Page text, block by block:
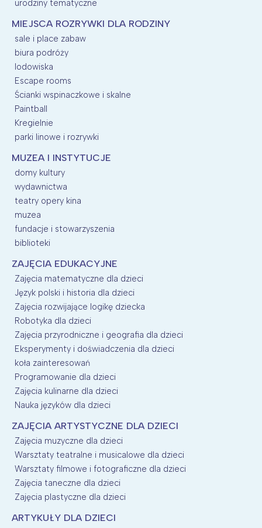
urodziny tematyczne
MIEJSCA ROZRYWKI DLA RODZINY
sale i place zabaw
biura podróży
lodowiska
Escape rooms
Ścianki wspinaczkowe i skalne
Paintball
Kregielnie
parki linowe i rozrywki
MUZEA I INSTYTUCJE
domy kultury
wydawnictwa
teatry opery kina
muzea
fundacje i stowarzyszenia
biblioteki
ZAJĘCIA EDUKACYJNE
Zajęcia matematyczne dla dzieci
Język polski i historia dla dzieci
Zajęcia rozwijające logikę dziecka
Robotyka dla dzieci
Zajęcia przyrodniczne i geografia dla dzieci
Eksperymenty i doświadczenia dla dzieci
koła zainteresowań
Programowanie dla dzieci
Zajęcia kulinarne dla dzieci
Nauka języków dla dzieci
ZAJĘCIA ARTYSTYCZNE DLA DZIECI
Zajęcia muzyczne dla dzieci
Warsztaty teatralne i musicalowe dla dzieci
Warsztaty filmowe i fotograficzne dla dzieci
Zajęcia taneczne dla dzieci
Zajęcia plastyczne dla dzieci
ARTYKUŁY DLA DZIECI